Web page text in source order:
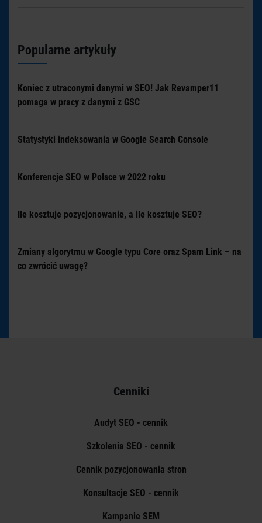
Popularne artykuły
Koniec z utraconymi danymi w SEO! Jak Revamper11
pomaga w pracy z danymi z GSC
Statystyki indeksowania w Google Search Console
Konferencje SEO w Polsce w 2022 roku
Ile kosztuje pozycjonowanie, a ile kosztuje SEO?
Zmiany algorytmu w Google typu Core oraz Spam Link – na
co zwrócić uwagę?
Cenniki
Audyt SEO - cennik
Szkolenia SEO - cennik
Cennik pozycjonowania stron
Konsultacje SEO - cennik
Kampanie SEM